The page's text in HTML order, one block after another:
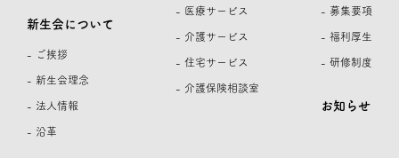
新生会について
- ご挨拶
- 新生会理念
- 法人情報
- 沿革
- 医療サービス
- 介護サービス
- 住宅サービス
- 介護保険相談室
- 募集要項
- 福利厚生
- 研修制度
お知らせ